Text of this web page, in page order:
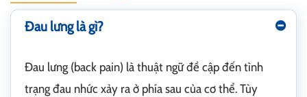
Đau lưng là gì?
Đau lưng (back pain) là thuật ngữ đề cập đến tình
trạng đau nhức xảy ra ở phía sau của cơ thể. Tùy